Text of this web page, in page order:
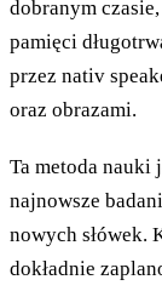
dobranym
pamięci
przez nativ
oraz obrazami.
Ta metoda nauki
najnowsze
nowych słówek.
dokładnie